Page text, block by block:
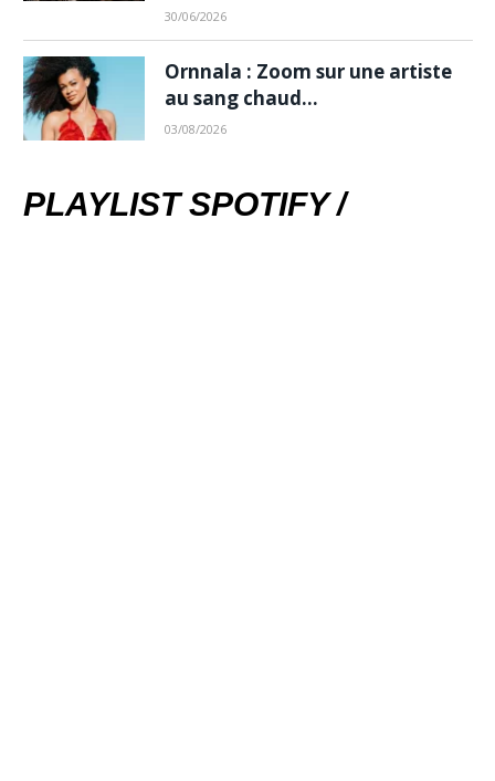
30/06/2026
Ornnala : Zoom sur une artiste
au sang chaud…
03/08/2026
PLAYLIST SPOTIFY /